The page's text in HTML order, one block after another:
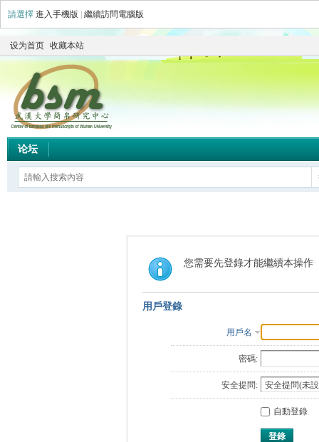
請選擇 進入手機版 繼續訪問電腦版
设为首页 收藏本站
论坛
您需要先登錄才能繼續本操作
用戶登錄
用戶名
密碼:
安全提問:
自動登錄
登錄